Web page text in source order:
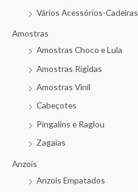
Vários Acessórios-Cadeiras
Amostras
Amostras Choco e Lula
Amostras Rigidas
Amostras Vinil
Cabeçotes
Pingalins e Raglou
Zagaias
Anzois
Anzois Empatados